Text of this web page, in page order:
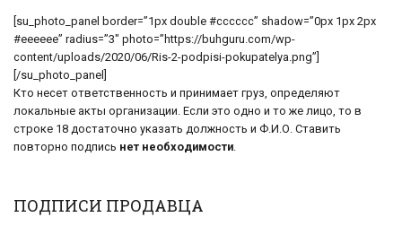
[su_photo_panel border=”1px double #cccccc” shadow=”0px 1px 2px
#eeeeee” radius=”3″ photo=”https://buhguru.com/wp-
content/uploads/2020/06/Ris-2-podpisi-pokupatelya.png”]
[/su_photo_panel]
Кто несет ответственность и принимает груз, определяют
локальные акты организации. Если это одно и то же лицо, то в
строке 18 достаточно указать должность и Ф.И.О. Ставить
повторно подпись нет необходимости.
ПОДПИСИ ПРОДАВЦА